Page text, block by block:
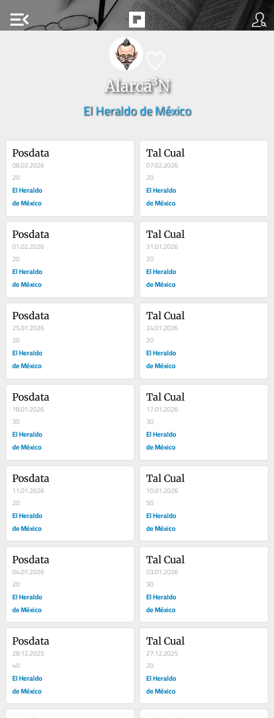
menu_open
Alarcã³N
El Heraldo de México
Posdata
08.02.2026
20
El Heraldo
de México
Tal Cual
07.02.2026
20
El Heraldo
de México
Posdata
01.02.2026
20
El Heraldo
de México
Tal Cual
31.01.2026
20
El Heraldo
de México
Posdata
25.01.2026
20
El Heraldo
de México
Tal Cual
24.01.2026
20
El Heraldo
de México
Posdata
18.01.2026
30
El Heraldo
de México
Tal Cual
17.01.2026
30
El Heraldo
de México
Posdata
11.01.2026
20
El Heraldo
de México
Tal Cual
10.01.2026
50
El Heraldo
de México
Posdata
04.01.2026
20
El Heraldo
de México
Tal Cual
03.01.2026
30
El Heraldo
de México
Posdata
28.12.2025
40
El Heraldo
de México
Tal Cual
27.12.2025
20
El Heraldo
de México